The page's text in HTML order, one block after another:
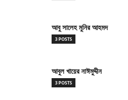
আবু সালেহ মুনির আহমদ
3 POSTS
আবুল খায়ের নাঈমুদ্দীন
3 POSTS